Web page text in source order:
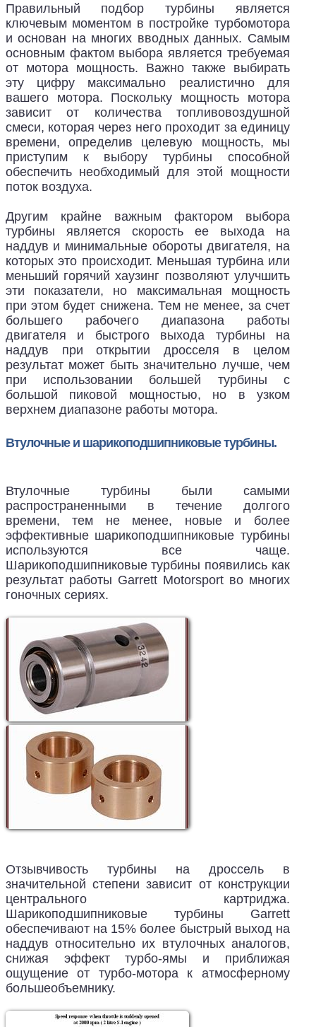
Правильный подбор турбины является
ключевым моментом в постройке турбомотора
и основан на многих вводных данных. Самым
основным фактом выбора является требуемая
от мотора мощность. Важно также выбирать
эту цифру максимально реалистично для
вашего мотора. Поскольку мощность мотора
зависит от количества топливовоздушной
смеси, которая через него проходит за единицу
времени, определив целевую мощность, мы
приступим к выбору турбины способной
обеспечить необходимый для этой мощности
поток воздуха.
Другим крайне важным фактором выбора
турбины является скорость ее выхода на
наддув и минимальные обороты двигателя, на
которых это происходит. Меньшая турбина или
меньший горячий хаузинг позволяют улучшить
эти показатели, но максимальная мощность
при этом будет снижена. Тем не менее, за счет
большего рабочего диапазона работы
двигателя и быстрого выхода турбины на
наддув при открытии дросселя в целом
результат может быть значительно лучше, чем
при использовании большей турбины с
большой пиковой мощностью, но в узком
верхнем диапазоне работы мотора.
Втулочные и шарикоподшипниковые турбины.
Втулочные турбины были самыми
распространенными в течение долгого
времени, тем не менее, новые и более
эффективные шарикоподшипниковые турбины
используются все чаще.
Шарикоподшипниковые турбины появились как
результат работы Garrett Motorsport во многих
гоночных сериях.
Отзывчивость турбины на дроссель в
значительной степени зависит от конструкции
центрального картриджа.
Шарикоподшипниковые турбины Garrett
обеспечивают на 15% более быстрый выход на
наддув относительно их втулочных аналогов,
снижая эффект турбо-ямы и приближая
ощущение от турбо-мотора к атмосферному
большеобъемнику.